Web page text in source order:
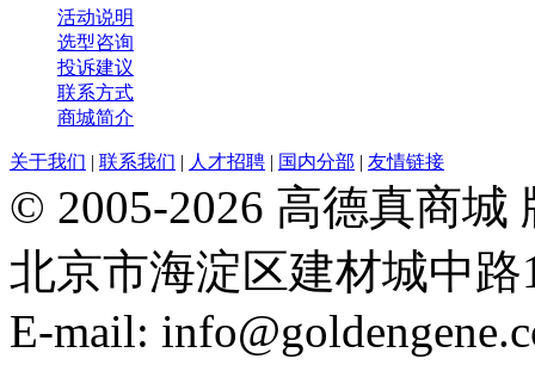
活动说明
选型咨询
投诉建议
联系方式
商城简介
关于我们 | 联系我们 | 人才招聘 | 国内分部 | 友情链接
© 2005-2026 高德真商
北京市海淀区建材城中路
E-mail: